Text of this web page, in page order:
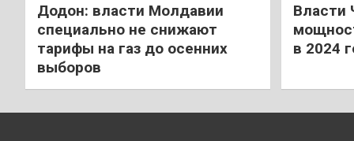
Додон: власти Молдавии
специально не снижают
тарифы на газ до осенних
выборов
Власти
в 2024